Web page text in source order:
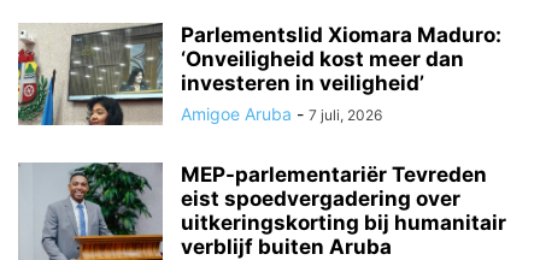
Parlementslid Xiomara Maduro:
‘Onveiligheid kost meer dan
investeren in veiligheid’
Amigoe Aruba - 7 juli, 2026
MEP-parlementariër Tevreden
eist spoedvergadering over
uitkeringskorting bij humanitair
verblijf buiten Aruba